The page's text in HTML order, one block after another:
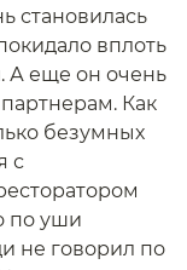
становилась
вплоть
А еще он очень
Как
безумных
с
по уши
не говорил по